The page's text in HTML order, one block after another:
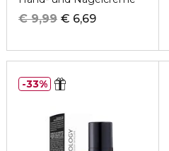
€ 6,69
€ 9,99
33%